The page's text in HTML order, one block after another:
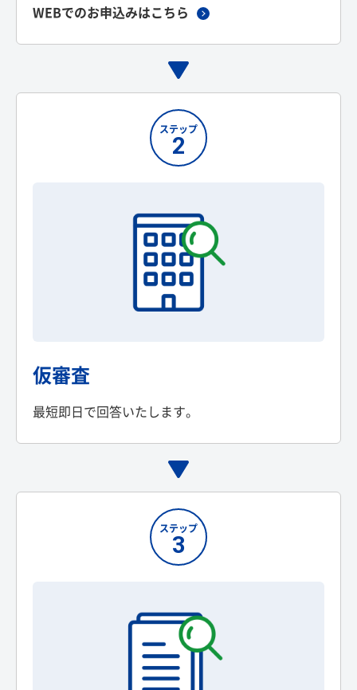
WEBでのお申込みはこちら
ステップ
2
仮審査
最短即日で回答いたします。
ステップ
3